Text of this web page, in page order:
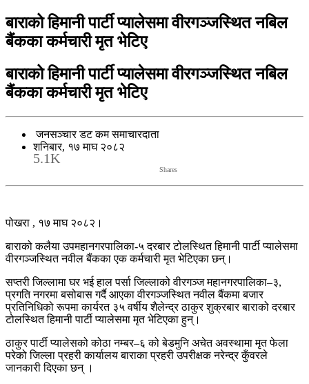
बाराको हिमानी पार्टी प्यालेसमा वीरगञ्जस्थित नबिल
बैंकका कर्मचारी मृत भेटिए
बाराको हिमानी पार्टी प्यालेसमा वीरगञ्जस्थित नबिल
बैंकका कर्मचारी मृत भेटिए
जनसञ्चार डट कम समाचारदाता
शनिबार, १७ माघ २०८२
5.1K
Shares
पोखरा , १७ माघ २०८२।
बाराको कलैया उपमहानगरपालिका-५ दरबार टोलस्थित हिमानी पार्टी प्यालेसमा
वीरगञ्जस्थित नवील बैंकका एक कर्मचारी मृत भेटिएका छन्।
सप्तरी जिल्लामा घर भई हाल पर्सा जिल्लाको वीरगञ्ज महानगरपालिका–३,
प्रगति नगरमा बसोबास गर्दै आएका वीरगञ्जस्थित नवील बैंकमा बजार
प्रतिनिधिको रूपमा कार्यरत ३५ वर्षीय शैलेन्द्र ठाकुर शुक्रबार बाराको दरबार
टोलस्थित हिमानी पार्टी प्यालेसमा मृत भेटिएका हुन्।
ठाकुर पार्टी प्यालेसको कोठा नम्बर–६ को बेडमुनि अचेत अवस्थामा मृत फेला
परेको जिल्ला प्रहरी कार्यालय बाराका प्रहरी उपरीक्षक नरेन्द्र कुँवरले
जानकारी दिएका छन् ।